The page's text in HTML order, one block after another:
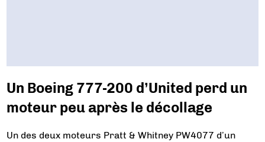
Un Boeing 777-200 d’United perd un
moteur peu après le décollage
Un des deux moteurs Pratt & Whitney PW4077 d’un